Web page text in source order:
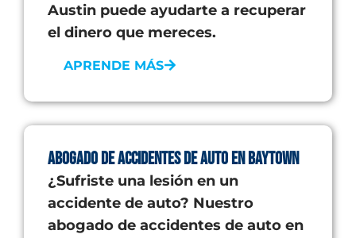
Austin puede ayudarte a recuperar
el dinero que mereces.
APRENDE MÁS
Abogado de Accidentes de Auto en Baytown
¿Sufriste una lesión en un
accidente de auto? Nuestro
abogado de accidentes de auto en